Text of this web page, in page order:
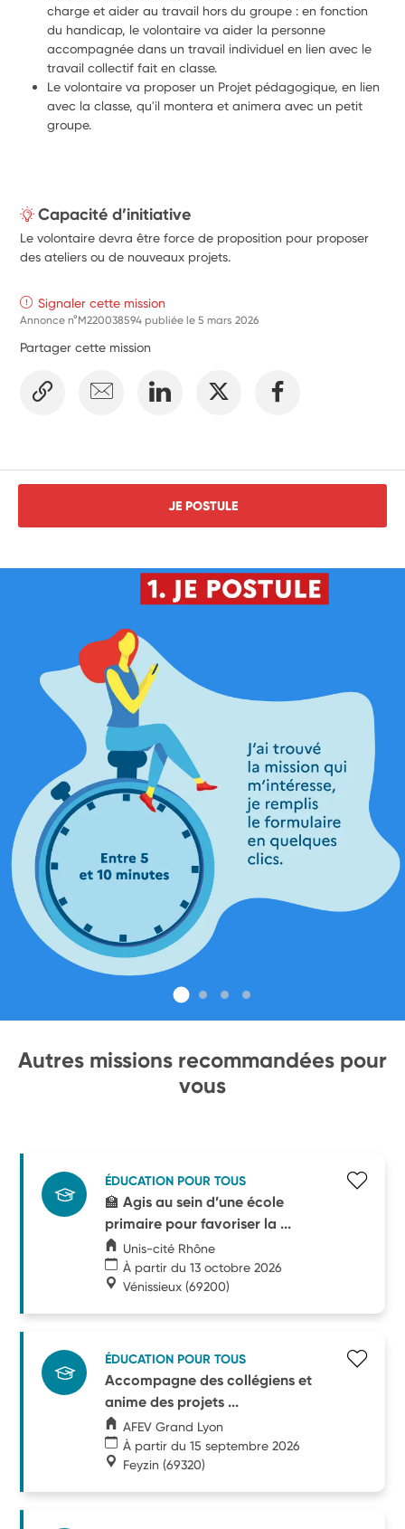
charge et aider au travail hors du groupe : en fonction
du handicap, le volontaire va aider la personne
accompagnée dans un travail individuel en lien avec le
travail collectif fait en classe.
Le volontaire va proposer un Projet pédagogique, en lien
avec la classe, qu'il montera et animera avec un petit
groupe.
Capacité d’initiative
Le volontaire devra être force de proposition pour proposer
des ateliers ou de nouveaux projets.
Signaler cette mission
Annonce n°M220038594 publiée le5 mars 2026
Partager cette mission
JE POSTULE
Autres missions recommandées pour
vous
ÉDUCATION POUR TOUS
🏫 Agis au sein d’une école
primaire pour favoriser la ...
Unis-cité Rhône
À partir du 13 octobre 2026
Vénissieux (69200)
ÉDUCATION POUR TOUS
Accompagne des collégiens et
anime des projets ...
AFEV Grand Lyon
À partir du 15 septembre 2026
Feyzin (69320)